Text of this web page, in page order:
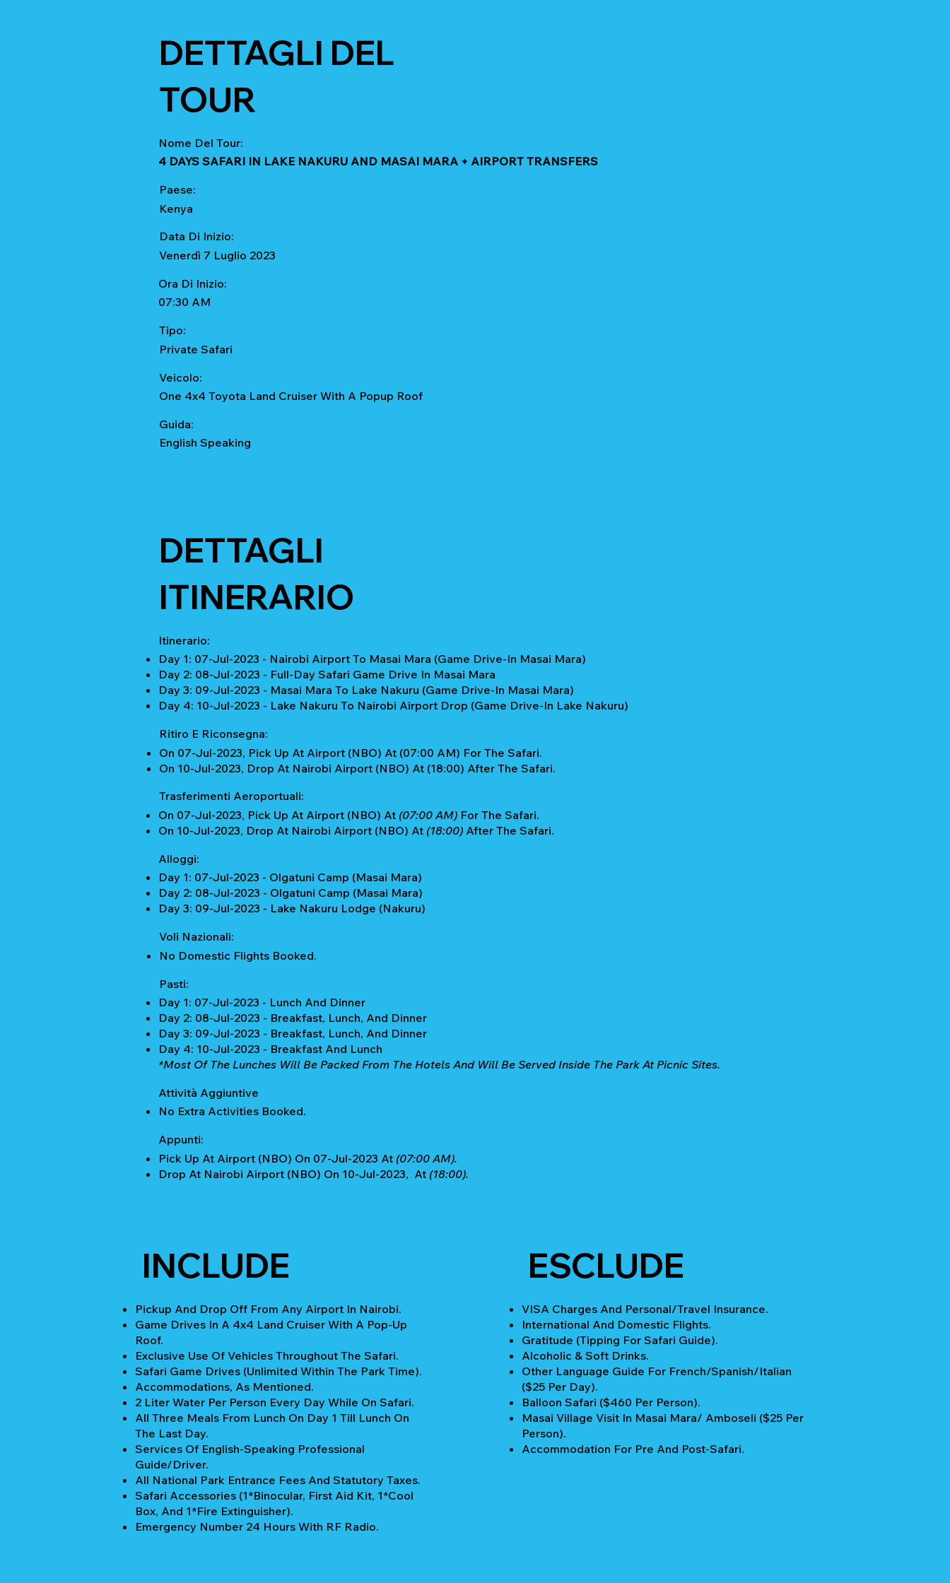
DETTAGLI DEL
TOUR
Nome Del Tour:
4 DAYS SAFARI IN LAKE NAKURU AND MASAI MARA + AIRPORT TRANSFERS
Paese:
Kenya
Data Di Inizio:
Venerdì 7 Luglio 2023
Ora Di Inizio:
07:30 AM
Tipo:
Private Safari
Veicolo:
One 4x4 Toyota Land Cruiser With A Popup Roof
Guida:
English Speaking
DETTAGLI
ITINERARIO
Itinerario:
Day 1: 07-Jul-2023 - Nairobi Airport To Masai Mara (Game Drive-In Masai Mara)
Day 2: 08-Jul-2023 - Full-Day Safari Game Drive In Masai Mara
Day 3: 09-Jul-2023 - Masai Mara To Lake Nakuru (Game Drive-In Masai Mara)
Day 4: 10-Jul-2023 - Lake Nakuru To Nairobi Airport Drop (Game Drive-In Lake Nakuru)
Ritiro E Riconsegna:
On 07-Jul-2023, Pick Up At Airport (NBO) At (07:00 AM) For The Safari.
On 10-Jul-2023, Drop At Nairobi Airport (NBO) At (18:00) After The Safari.
Trasferimenti Aeroportuali:
On 07-Jul-2023, Pick Up At Airport (NBO) At (07:00 AM)For The Safari.
On 10-Jul-2023, Drop At Nairobi Airport (NBO) At (18:00) After The Safari.
Alloggi:
Day 1: 07-Jul-2023 - Olgatuni Camp (Masai Mara)
Day 2: 08-Jul-2023 - Olgatuni Camp (Masai Mara)
Day 3: 09-Jul-2023 - Lake Nakuru Lodge (Nakuru)
Voli Nazionali:
No Domestic Flights Booked.
Pasti:
Day 1: 07-Jul-2023 - Lunch And Dinner
Day 2: 08-Jul-2023 - Breakfast, Lunch, And Dinner
Day 3: 09-Jul-2023 - Breakfast, Lunch, And Dinner
Day 4: 10-Jul-2023 - Breakfast And Lunch
*Most Of The Lunches Will Be Packed From The Hotels And Will Be Served Inside The Park At Picnic Sites.
Attività Aggiuntive
No Extra Activities Booked.
Appunti:
Pick Up At Airport (NBO) On 07-Jul-2023 At (07:00 AM).
Drop At Nairobi Airport (NBO) On 10-Jul-2023, At (18:00).
INCLUDE
Pickup And Drop Off From Any Airport In Nairobi.
Game Drives In A 4x4 Land Cruiser With A Pop-Up
Roof.
Exclusive Use Of Vehicles Throughout The Safari.
Safari Game Drives (unlimited Within The Park Time).
Accommodations, As Mentioned.
2 Liter Water Per Person Every Day While On Safari.
All Three Meals From Lunch On Day 1 Till Lunch On
The Last Day.
Services Of English-Speaking Professional
Guide/Driver.
All National Park Entrance Fees And Statutory Taxes.
Safari Accessories (1*Binocular, First Aid Kit, 1*Cool
Box, And 1*Fire Extinguisher).
Emergency Number 24 Hours With RF Radio.
ESCLUDE
VISA Charges And Personal/Travel Insurance.
International And Domestic Flights.
Gratitude (Tipping For Safari Guide).
Alcoholic & Soft Drinks.
Other Language Guide For French/Spanish/Italian
($25 Per Day).
Balloon Safari ($460 Per Person).
Masai Village Visit In Masai Mara/ Amboseli ($25 Per
Person).
Accommodation For Pre And Post-Safari.